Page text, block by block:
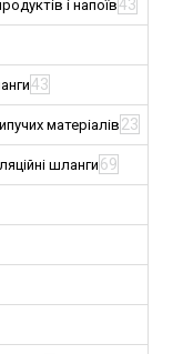
і напоїв43
43
матеріалів 23
шланги69